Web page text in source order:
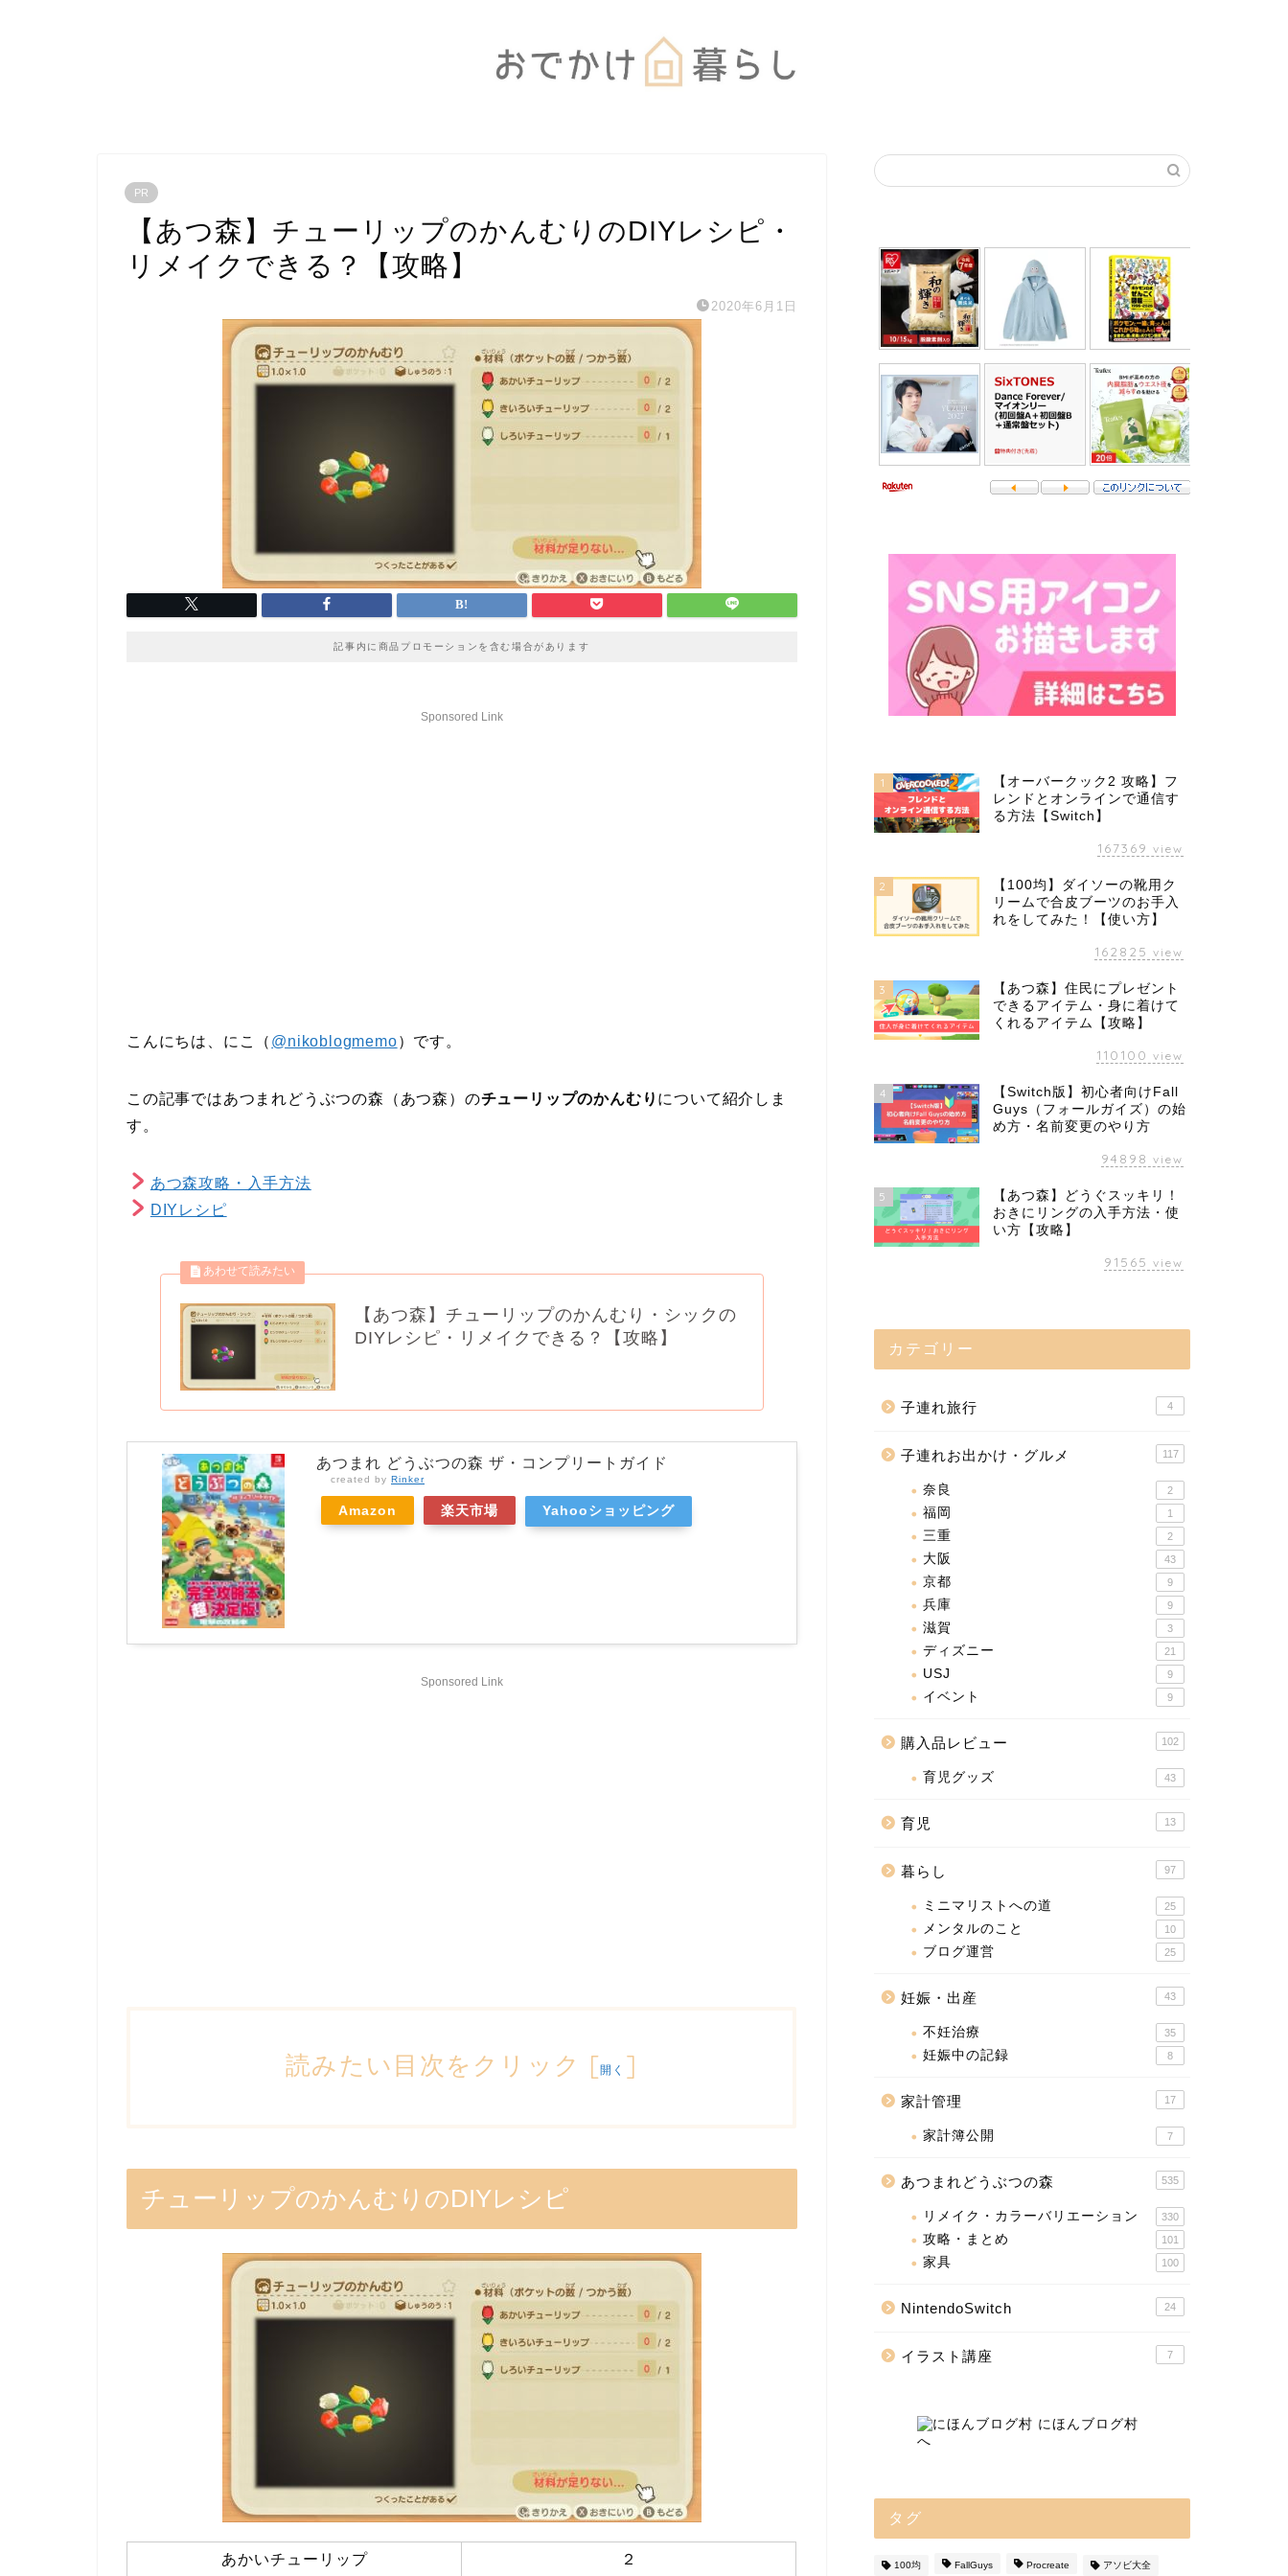
PR
【あつ森】チューリップのかんむりのDIYレシピ・
リメイクできる？【攻略】
2020年6月1日
記事内に商品プロモーションを含む場合があります
Sponsored Link
こんにちは、にこ（ @nikoblogmemo）です。
この記事ではあつまれどうぶつの森（あつ森）のチューリップのかんむり について紹介しま
す。
あつ森攻略・入手方法
DIYレシピ
【あつ森】チューリップのかんむり・シックの
DIYレシピ・リメイクできる？【攻略】
あつまれ どうぶつの森 ザ・コンプリートガイド
created by Rinker
Amazon 楽天市場 Yahooショッピング
Sponsored Link
読みたい目次をクリック [開く ]
チューリップのかんむりのDIYレシピ
あかいチューリップ ２
1
【オーバークック2 攻略】フ
レンドとオンラインで通信す
る方法【Switch】
167369 view
2
【100均】ダイソーの靴用ク
リームで合皮ブーツのお手入
れをしてみた！【使い方】
162825 view
3
【あつ森】住民にプレゼント
できるアイテム・身に着けて
くれるアイテム【攻略】
110100 view
4
【Switch版】初心者向けFall
Guys（フォールガイズ）の始
め方・名前変更のやり方
94898 view
5
【あつ森】どうぐスッキリ！
おきにリングの入手方法・使
い方【攻略】
91565 view
カテゴリー
子連れ旅行 4
子連れお出かけ・グルメ 117
奈良 2
福岡 1
三重 2
大阪 43
京都 9
兵庫 9
滋賀 3
ディズニー 21
USJ 9
イベント 9
購入品レビュー 102
育児グッズ 43
育児 13
暮らし 97
ミニマリストへの道 25
メンタルのこと 10
ブログ運営 25
妊娠・出産 43
不妊治療 35
妊娠中の記録 8
家計管理 17
家計簿公開 7
あつまれどうぶつの森 535
リメイク・カラーバリエーション 330
攻略・まとめ 101
家具 100
NintendoSwitch 24
イラスト講座 7
タグ
100均 FallGuys Procreate アソビ大全